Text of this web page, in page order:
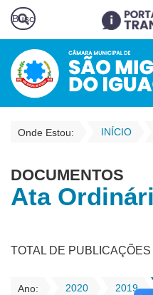
Onde Estou: INÍCIO
DOCUMENTOS
Ata
TOTAL DE PUBLICAÇÕES
Ano: 2020 2019